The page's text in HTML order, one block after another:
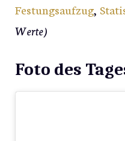
Festungsaufzug,
Werte)
Foto des